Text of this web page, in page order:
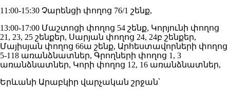
11:00-15:30 Չարենցի փողոց 76/1 շենք,
13:00-17:00 Մաշտոցի փողոց 54 շենք, Կորյունի փողոց
21, 23, 25 շենքեր, Սարյան փողոց 24, 24բ շենքեր,
Մայիսյան փողոց 66ա շենք, Արհեստավորների փողոց
5-118 առանձնատներ, Գրողների փողոց 1, 3
առանձնատներ, Կորի փողոց 12, 16 առանձնատներ,
Երևանի Արաբկիր վարչական շրջան՝